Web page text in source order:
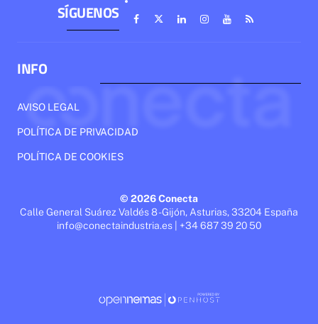
SÍGUENOS
INFO
AVISO LEGAL
POLÍTICA DE PRIVACIDAD
POLÍTICA DE COOKIES
© 2026 Conecta
Calle General Suárez Valdés 8 - Gijón, Asturias, 33204 España
info@conectaindustria.es | +34 687 39 20 50